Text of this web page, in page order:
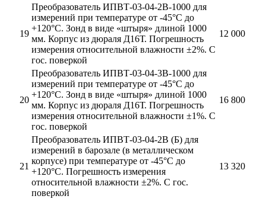
19
Преобразователь ИПВТ-03-04-2В-1000 для
измерений при температуре от -45°С до
+120°С. Зонд в виде «штыря» длиной 1000
мм. Корпус из дюраля Д16Т. Погрешность
измерения относительной влажности ±2%. С
гос. поверкой
12 000
20
Преобразователь ИПВТ-03-04-3В-1000 для
измерений при температуре от -45°С до
+120°С. Зонд в виде «штыря» длиной 1000
мм. Корпус из дюраля Д16Т. Погрешность
измерения относительной влажности ±1%. С
гос. поверкой
16 800
21
Преобразователь ИПВТ-03-04-2В (Б) для
измерений в барозале (в металлическом
корпусе) при температуре от -45°С до
+120°С. Погрешность измерения
относительной влажности ±2%. С гос.
поверкой
13 320